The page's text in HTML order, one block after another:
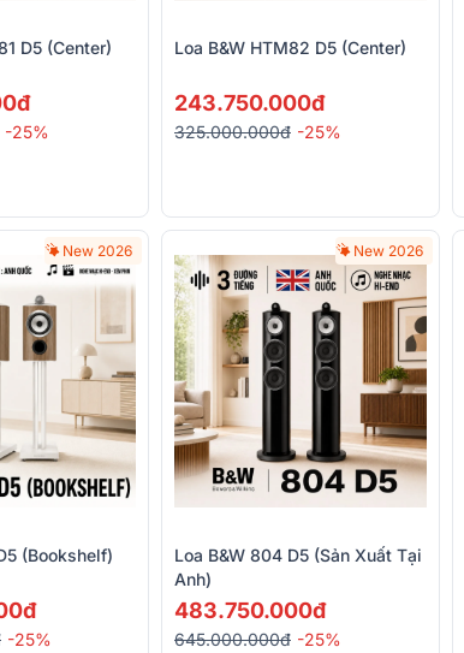
D5 (Center)
-25%
Loa B&W HTM82 D5 (Center)
243.750.000đ
325.000.000đ -25%
New 2026
(Bookshelf)
-25%
New 2026
Loa B&W 804 D5 (Sản Xuất Tại
Anh)
483.750.000đ
645.000.000đ -25%